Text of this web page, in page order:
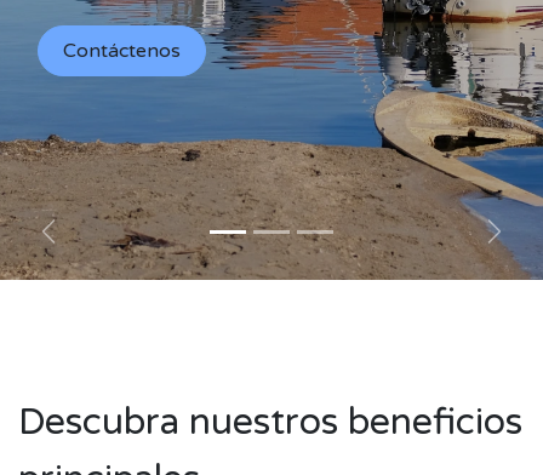
Contáctenos
Anterior
Descubra nuestros beneficios